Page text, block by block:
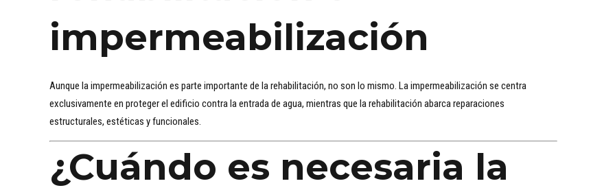
impermeabilización
Aunque la impermeabilización es parte importante de la rehabilitación, no son lo mismo. La impermeabilización se centra
exclusivamente en proteger el edificio contra la entrada de agua, mientras que la rehabilitación abarca reparaciones
estructurales, estéticas y funcionales.
¿Cuándo es necesaria la